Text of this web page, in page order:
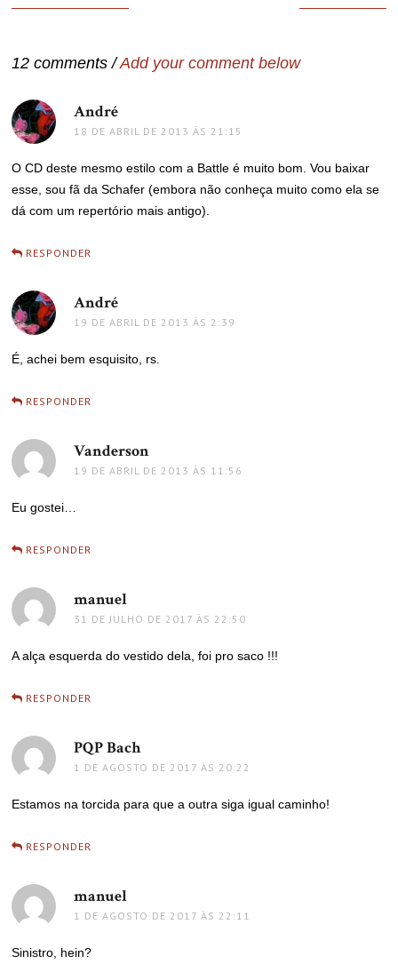
de
12 comments /Add your comment below
André
18 DE ABRIL DE 2013 ÀS 21:15
O CD deste mesmo estilo com a Battle é muito bom. Vou baixar
esse, sou fã da Schafer (embora não conheça muito como ela se
dá com um repertório mais antigo).
RESPONDER
André
19 DE ABRIL DE 2013 ÀS 2:39
É, achei bem esquisito, rs.
RESPONDER
Vanderson
19 DE ABRIL DE 2013 ÀS 11:56
Eu gostei…
RESPONDER
manuel
31 DE JULHO DE 2017 ÀS 22:50
A alça esquerda do vestido dela, foi pro saco !!!
RESPONDER
PQP Bachdisse:
1 DE AGOSTO DE 2017 ÀS 20:22
Estamos na torcida para que a outra siga igual caminho!
RESPONDER
manuel
1 DE AGOSTO DE 2017 ÀS 22:11
Sinistro, hein?